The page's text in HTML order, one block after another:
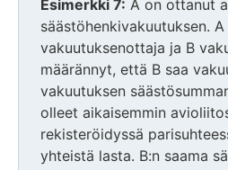
Esimerkki 7: A on ottanut
säästöhenkivakuutuksen.
vakuutuksenottaja ja B
määrännyt, että B saa
vakuutuksen
olleet aikaisemmin
rekisteröidyssä
yhteistä lasta. B:n saama